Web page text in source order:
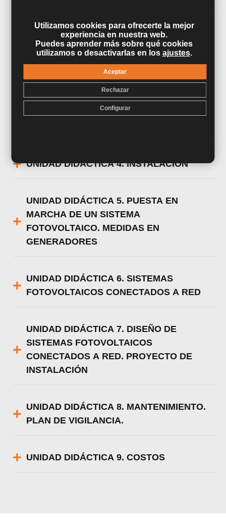
UNIDAD DIDÁCTICA 2. RADIACIÓN
SOLAR
UNIDAD DIDÁCTICA 3. EL MÓDULO
FOTOVOLTAICO - EL GENERADOR
FOTOVOLTAICO. CONTENIDOS
UNIDAD DIDÁCTICA 4. INSTALACIÓN
UNIDAD DIDÁCTICA 5. PUESTA EN
MARCHA DE UN SISTEMA
FOTOVOLTAICO. MEDIDAS EN
GENERADORES
UNIDAD DIDÁCTICA 6. SISTEMAS
FOTOVOLTAICOS CONECTADOS A RED
UNIDAD DIDÁCTICA 7. DISEÑO DE
SISTEMAS FOTOVOLTAICOS
CONECTADOS A RED. PROYECTO DE
INSTALACIÓN
UNIDAD DIDÁCTICA 8. MANTENIMIENTO.
PLAN DE VIGILANCIA.
UNIDAD DIDÁCTICA 9. COSTOS
Utilizamos cookies para ofrecerte la mejor
experiencia en nuestra web.
Puedes aprender más sobre qué cookies
utilizamos o desactivarlas en losajustes.
Aceptar
Rechazar
Configurar